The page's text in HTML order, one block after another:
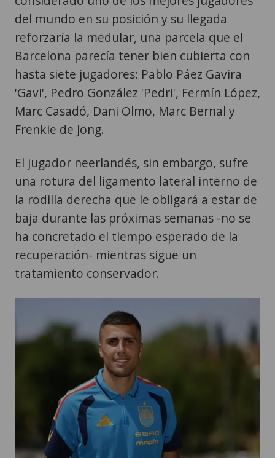
del mundo en su posición y su llegada
reforzaría la medular, una parcela que el
Barcelona parecía tener bien cubierta con
hasta siete jugadores: Pablo Páez Gavira
'Gavi', Pedro González 'Pedri', Fermín López,
Marc Casadó, Dani Olmo, Marc Bernal y
Frenkie de Jong.
El jugador neerlandés, sin embargo, sufre
una rotura del ligamento lateral interno de
la rodilla derecha que le obligará a estar de
baja durante las próximas semanas -no se
ha concretado el tiempo esperado de la
recuperación- mientras sigue un
tratamiento conservador.